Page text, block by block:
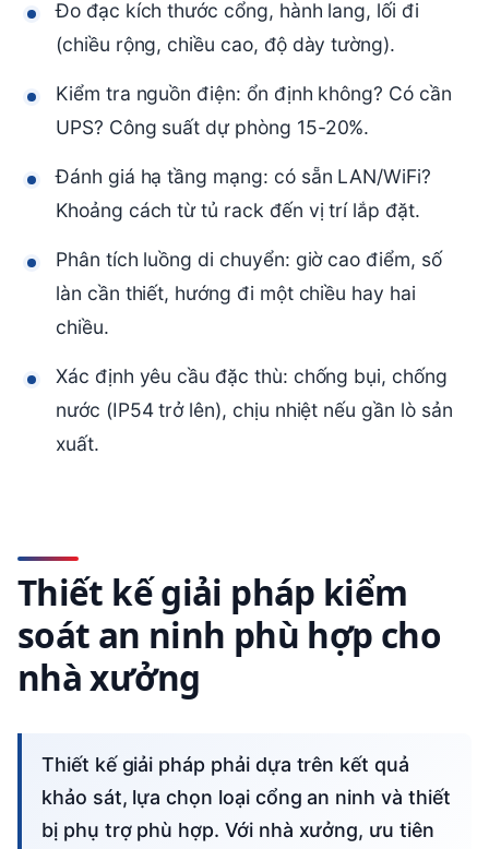
Đo đạc kích thước cổng, hành lang, lối đi
(chiều rộng, chiều cao, độ dày tường).
Kiểm tra nguồn điện: ổn định không? Có cần
UPS? Công suất dự phòng 15-20%.
Đánh giá hạ tầng mạng: có sẵn LAN/WiFi?
Khoảng cách từ tủ rack đến vị trí lắp đặt.
Phân tích luồng di chuyển: giờ cao điểm, số
làn cần thiết, hướng đi một chiều hay hai
chiều.
Xác định yêu cầu đặc thù: chống bụi, chống
nước (IP54 trở lên), chịu nhiệt nếu gần lò sản
xuất.
Thiết kế giải pháp kiểm
soát an ninh phù hợp cho
nhà xưởng
Thiết kế giải pháp phải dựa trên kết quả
khảo sát, lựa chọn loại cổng an ninh và thiết
bị phụ trợ phù hợp. Với nhà xưởng, ưu tiên